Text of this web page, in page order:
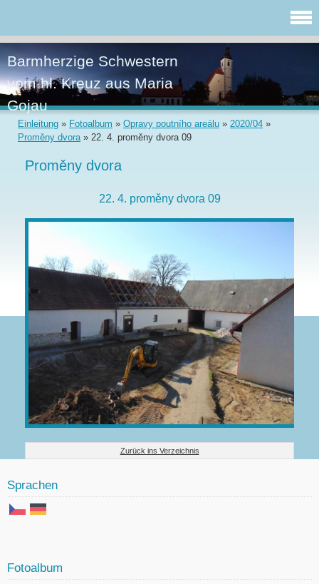
Barmherzige Schwestern
vom hl. Kreuz aus Maria
Gojau
Einleitung » Fotoalbum » Opravy poutního areálu » 2020/04 »
Proměny dvora» 22. 4. proměny dvora 09
Proměny dvora
22. 4. proměny dvora 09
Zurück ins Verzeichnis
Sprachen
Fotoalbum